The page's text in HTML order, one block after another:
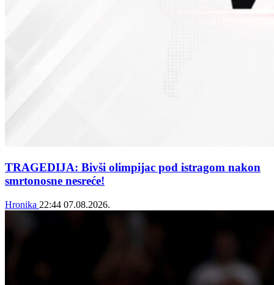
TRAGEDIJA: Bivši olimpijac pod istragom nakon
smrtonosne nesreće!
Hronika 22:44 07.08.2026.